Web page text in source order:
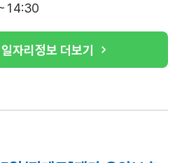
일자리정보 더보기